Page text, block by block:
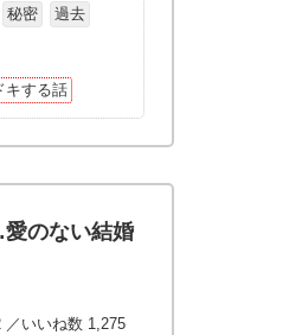
秘密 過去
キする話
のない結婚
いいね数 1,275